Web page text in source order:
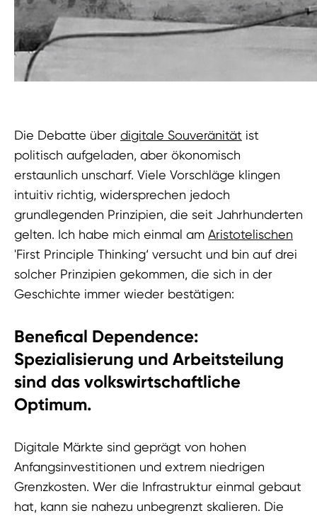
Die Debatte über digitale Souveränität ist
politisch aufgeladen, aber ökonomisch
erstaunlich unscharf. Viele Vorschläge klingen
intuitiv richtig, widersprechen jedoch
grundlegenden Prinzipien, die seit Jahrhunderten
gelten. Ich habe mich einmal am Aristotelischen
'First Principle Thinking‘ versucht und bin auf drei
solcher Prinzipien gekommen, die sich in der
Geschichte immer wieder bestätigen:
Benefical Dependence:
Spezialisierung und Arbeitsteilung
sind das volkswirtschaftliche
Optimum.
Digitale Märkte sind geprägt von hohen
Anfangsinvestitionen und extrem niedrigen
Grenzkosten. Wer die Infrastruktur einmal gebaut
hat, kann sie nahezu unbegrenzt skalieren. Die